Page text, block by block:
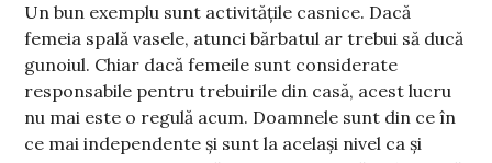
Un bun exemplu sunt activitățile casnice. Dacă
femeia spală vasele, atunci bărbatul ar trebui să ducă
gunoiul. Chiar dacă femeile sunt considerate
responsabile pentru trebuirile din casă, acest lucru
nu mai este o regulă acum. Doamnele sunt din ce în
ce mai independente și sunt la același nivel ca și